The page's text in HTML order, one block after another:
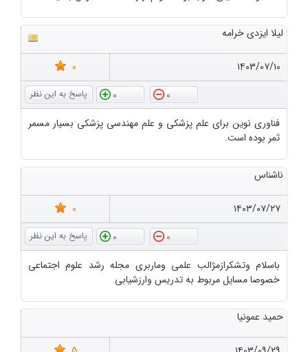
لیلا ایزدی خرامه
۱۴۰۳/۰۷/۱۰
0
0
0
فناوری نوین برای علم پزشکی و علم مهندسی پزشکی بسیار مسمر
ثمر بوده است.
ناشناس
۱۴۰۳/۰۷/۲۷
0
0
0
باسلام وتشکرازمژالب علمی وماربری مجله رشد علوم اجتماعی
خصوصا مسایل مربوط به تدریس وارزشیابی
حمید عمونیا